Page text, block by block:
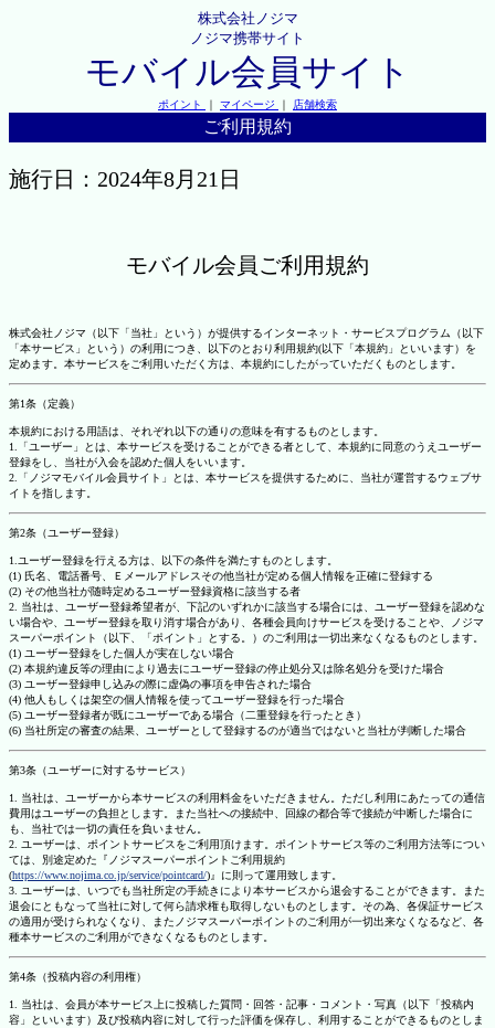
株式会社ノジマ
ノジマ携帯サイト
モバイル会員サイト
ポイント ｜ マイページ ｜ 店舗検索
ご利用規約
施行日：2024年8月21日
モバイル会員ご利用規約
株式会社ノジマ（以下「当社」という）が提供するインターネット・サービスプログラム（以下
「本サービス」という）の利用につき、以下のとおり利用規約(以下「本規約」といいます）を
定めます。本サービスをご利用いただく方は、本規約にしたがっていただくものとします。
第1条（定義）
本規約における用語は、それぞれ以下の通りの意味を有するものとします。
1.「ユーザー」とは、本サービスを受けることができる者として、本規約に同意のうえユーザー
登録をし、当社が入会を認めた個人をいいます。
2.「ノジマモバイル会員サイト」とは、本サービスを提供するために、当社が運営するウェブサ
イトを指します。
第2条（ユーザー登録）
1.ユーザー登録を行える方は、以下の条件を満たすものとします。
(1) 氏名、電話番号、Ｅメールアドレスその他当社が定める個人情報を正確に登録する
(2) その他当社が随時定めるユーザー登録資格に該当する者
2. 当社は、ユーザー登録希望者が、下記のいずれかに該当する場合には、ユーザー登録を認めな
い場合や、ユーザー登録を取り消す場合があり、各種会員向けサービスを受けることや、ノジマ
スーパーポイント（以下、「ポイント」とする。）のご利用は一切出来なくなるものとします。
(1) ユーザー登録をした個人が実在しない場合
(2) 本規約違反等の理由により過去にユーザー登録の停止処分又は除名処分を受けた場合
(3) ユーザー登録申し込みの際に虚偽の事項を申告された場合
(4) 他人もしくは架空の個人情報を使ってユーザー登録を行った場合
(5) ユーザー登録者が既にユーザーである場合（二重登録を行ったとき）
(6) 当社所定の審査の結果、ユーザーとして登録するのが適当ではないと当社が判断した場合
第3条（ユーザーに対するサービス）
1. 当社は、ユーザーから本サービスの利用料金をいただきません。ただし利用にあたっての通信
費用はユーザーの負担とします。また当社への接続中、回線の都合等で接続が中断した場合に
も、当社では一切の責任を負いません。
2. ユーザーは、ポイントサービスをご利用頂けます。ポイントサービス等のご利用方法等につい
ては、別途定めた『ノジマスーパーポイントご利用規約
(https://www.nojima.co.jp/service/pointcard/)』に則って運用致します。
3. ユーザーは、いつでも当社所定の手続きにより本サービスから退会することができます。また
退会にともなって当社に対して何ら請求権も取得しないものとします。その為、各保証サービス
の適用が受けられなくなり、またノジマスーパーポイントのご利用が一切出来なくなるなど、各
種本サービスのご利用ができなくなるものとします。
第4条（投稿内容の利用権）
1. 当社は、会員が本サービス上に投稿した質問・回答・記事・コメント・写真（以下「投稿内
容」といいます）及び投稿内容に対して行った評価を保存し、利用することができるものとしま